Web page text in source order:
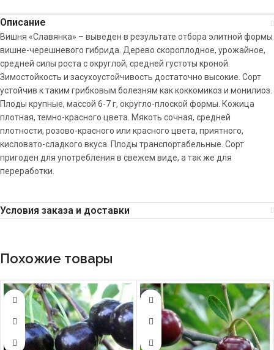
Описание
Вишня «Славянка» – выведен в результате отбора элитной формы
вишне-черешневого гибрида. Дерево скороплодное, урожайное,
средней силы роста с округлой, средней густоты кроной.
Зимостойкость и засухоустойчивость достаточно высокие. Сорт
устойчив к таким грибковым болезням как коккомикоз и монилиоз.
Плоды крупные, массой 6-7 г, округло-плоской формы. Кожица
плотная, темно-красного цвета. Мякоть сочная, средней
плотности, розово-красного или красного цвета, приятного,
кисловато-сладкого вкуса. Плоды транспортабельные. Сорт
пригоден для употребления в свежем виде, а так же для
переработки.
Условия заказа и доставки
Похожие товары